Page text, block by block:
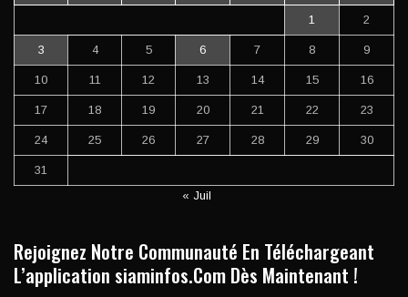
1 2
3 4 5 6 7 8 9
10 11 12 13 14 15 16
17 18 19 20 21 22 23
24 25 26 27 28 29 30
31
« Juil
Rejoignez Notre Communauté En Téléchargeant
L’application siaminfos.Com Dès Maintenant !